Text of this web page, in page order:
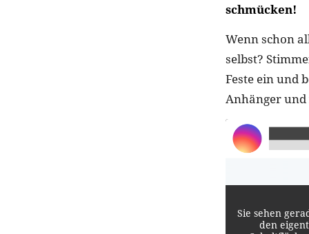
schmücken!
Wenn schon
selbst?
Feste ein und
Anhänger und
Sie sehen
den